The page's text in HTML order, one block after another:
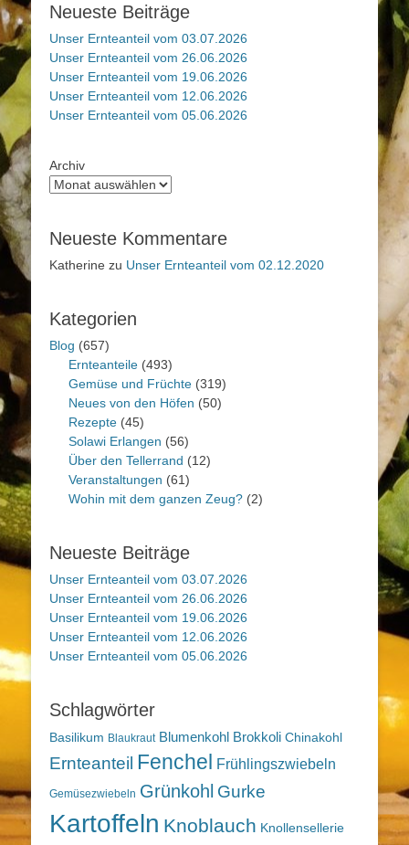
Neueste Beiträge
Unser Ernteanteil vom 03.07.2026
Unser Ernteanteil vom 26.06.2026
Unser Ernteanteil vom 19.06.2026
Unser Ernteanteil vom 12.06.2026
Unser Ernteanteil vom 05.06.2026
Archiv
Neueste Kommentare
Katherine zu Unser Ernteanteil vom 02.12.2020
Kategorien
Blog (657)
Ernteanteile (493)
Gemüse und Früchte (319)
Neues von den Höfen (50)
Rezepte (45)
Solawi Erlangen (56)
Über den Tellerrand (12)
Veranstaltungen (61)
Wohin mit dem ganzen Zeug? (2)
Neueste Beiträge
Unser Ernteanteil vom 03.07.2026
Unser Ernteanteil vom 26.06.2026
Unser Ernteanteil vom 19.06.2026
Unser Ernteanteil vom 12.06.2026
Unser Ernteanteil vom 05.06.2026
Schlagwörter
Basilikum Blaukraut Blumenkohl Brokkoli Chinakohl
Ernteanteil Fenchel Frühlingszwiebeln
Gemüsezwiebeln Grünkohl Gurke
Kartoffeln Knoblauch Knollensellerie